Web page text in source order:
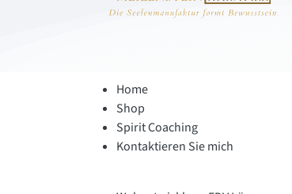
Home
Shop
Spirit Coaching
Kontaktieren Sie mich